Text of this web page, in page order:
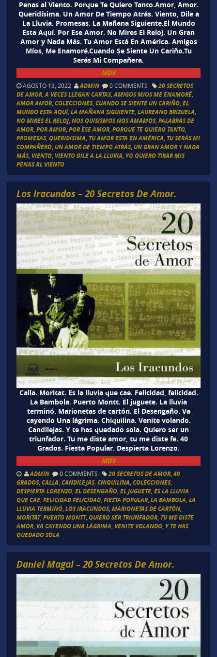
Penas al Viento. Porque Te Quiero Tanto.Amor, Amor.
Queridísima. Un Amor De Tiempo Atrás. Viento, Dile a
La Lluvia. Promesas. La Mañana Siguiente.El Mundo
Esta Aquí. Por Ese Amor. No Mires El Reloj. Un Gran
Amor y Nada Más. Tu Amor Está En América. Amigos
Míos, Me Enamoré.Cuando Se Siente Un Cariño.Tu
Serás Mi Compañera.
MDV
AGOSTO 13, 2022 ADMIN 0 COMMENTS
20 SECRETOS
DE AMOR, A VECES LLEGAN CARTAS, AMIGOS MIOS ME ENAMORÉ,
AMOR AMOR, COLECCIONES, CUANDO SE SIENTE UN CARIÑO, EL
MUNDO ESTA AQUÍ, LA MAÑANA SIGUIENTE, LAUREANO BRIZUELA
NO MIRES EL RELOJ, NOS QUISISMOS NOS AMAMOS, PALABRAS DE
AMOR, POR AMOR, POR ESE AMOR, PORQUE TE QUIERO TANTO,
PROMESAS, QUERIDISIMA TU AMOR ESTA EN AMÉRICA TU SERÁS MI
COMPAÑERO, UN AMOR DE TIEMPO ATRÁS, UN GRAN AMOR Y NADA
MÁS, VIENTO, VIENTO DILE A LA LLUVIA YO QUIERO TIRAR MIS
PENAS AL VIENTO
Los Iracundos – 20 Secretos De Amor.
Calla. Moritat. Es la lluvia que cae. Felicidad, felicidad.
La Bambola. Puerto Montt. El juguete. La lluvia
terminó. Marionetas de cartón. El Desengaño. Va
cayendo Una lágrima. Chiquilina. Venite volando.
Candilejas. Y te has quedado sola. Quiero ser un
triunfador. Tu me diste amor, tu me diste fe. 40
Grados. Fiesta Popular. Despierta Lorenzo.
MDV
ADMIN 0 COMMENTS 20 SECRETOS DE AMOR, 40
GRADOS, CALLA CANDILEJAS, CHIQUILINA COLECCIONES,
DESPIERTA LORENZO, EL DESENGAÑO, EL JUGUETE, ES LA LLUVIA
QUE CAE, FELICIDAD FELICIDAD, FIESTA POPULAR, LA BAMBOLA LA
LLUVIA TERMINÓ, LOS IRACUNDOS, MARIONETAS DE CARTÓN,
MORITAT, PUERTO MONTT, QUIERO SER TRIUNFADOR, TU ME DISTE
AMOR, VA CAYENDO UNA LÁGRIMA VENITE VOLANDO, Y TE HAS
QUEDADO SOLA
Daniel Magal – 20 Secretos De Amor.